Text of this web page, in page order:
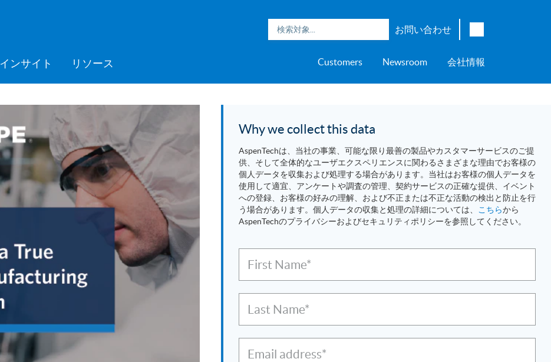
お問い合わせ
English
医薬品
ポリマー
電力
製紙・パルプ
スペシャリティケミカル
上下水道
>> More
インサイト リソース Customers Newsroom
Blogs
会社情報
イベント
Why we collect this data
AspenTechは、当社の事業、可能な限り最善の製品やカスタマーサービスのご提
供、そして全体的なユーザエクスペリエンスに関わるさまざまな理由でお客様の
個人データを収集および処理する場合があります。当社はお客様の個人データを
使用して適宜、アンケートや調査の管理、契約サービスの正確な提供、イベント
への登録、お客様の好みの理解、および不正または不正な活動の検出と防止を行
う場合があります。個人データの収集と処理の詳細については、
こちらから
AspenTechのプライバシーおよびセキュリティポリシーを参照してください。
First Name*
Last Name*
Email address*